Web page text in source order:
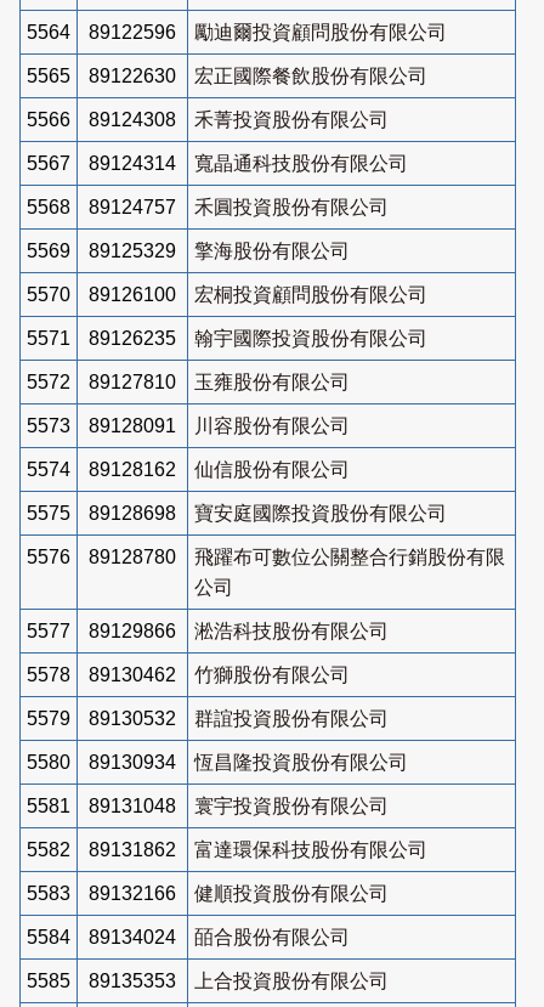
5564 89122596 勵迪爾投資顧問股份有限公司
5565 89122630 宏正國際餐飲股份有限公司
5566 89124308 禾菁投資股份有限公司
5567 89124314 寬晶通科技股份有限公司
5568 89124757 禾圓投資股份有限公司
5569 89125329 擎海股份有限公司
5570 89126100 宏桐投資顧問股份有限公司
5571 89126235 翰宇國際投資股份有限公司
5572 89127810 玉雍股份有限公司
5573 89128091 川容股份有限公司
5574 89128162 仙信股份有限公司
5575 89128698 寶安庭國際投資股份有限公司
5576 89128780
飛躍布可數位公關整合行銷股份有限
公司
5577 89129866 淞浩科技股份有限公司
5578 89130462 竹獅股份有限公司
5579 89130532 群誼投資股份有限公司
5580 89130934 恆昌隆投資股份有限公司
5581 89131048 寰宇投資股份有限公司
5582 89131862 富達環保科技股份有限公司
5583 89132166 健順投資股份有限公司
5584 89134024 皕合股份有限公司
5585 89135353 上合投資股份有限公司